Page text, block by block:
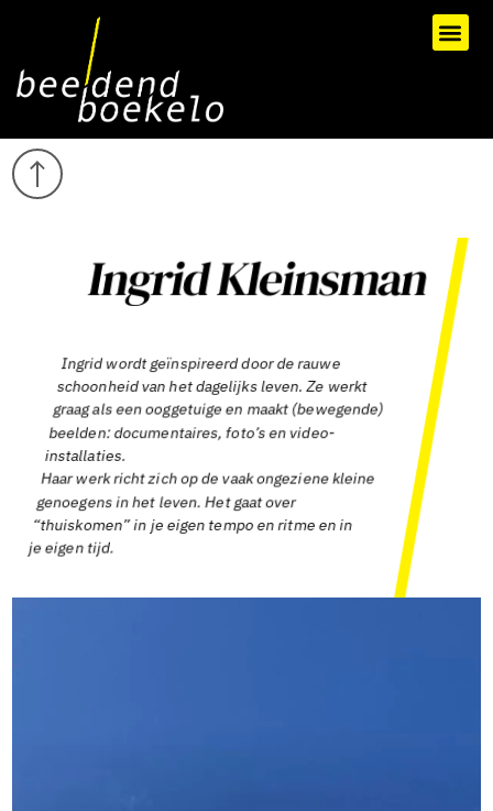
Ingrid Kleinsman
Ingrid wordt geïnspireerd door de rauwe
schoonheid van het dagelijks leven. Ze werkt
graag als een ooggetuige en maakt (bewegende)
beelden: documentaires, foto’s en video-
installaties.
Haar werk richt zich op de vaak ongeziene kleine
genoegens in het leven. Het gaat over
“thuiskomen” in je eigen tempo en ritme en in
je eigen tijd.